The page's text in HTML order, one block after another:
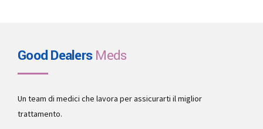
Good DealersMeds
Un team di medici che lavora per assicurarti il miglior
trattamento.